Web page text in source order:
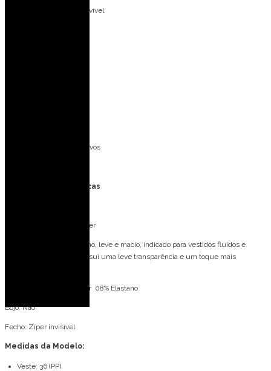
Aplicação de flor removivel
Ideal para mãe dos noivos
Especificações Técnicas
Composição: 100% Poliéster
O Chiffon é um tecido plano, leve e macio, indicado para vestidos fluídos e
esvoaçantes. O tecido possui uma leve transparência e um toque mais
Forro: Malha 92% Poliéster 08% Elastano
Bojo: Não
Fecho: Zíper invisível
Medidas da Modelo:
Veste: 36 (PP)